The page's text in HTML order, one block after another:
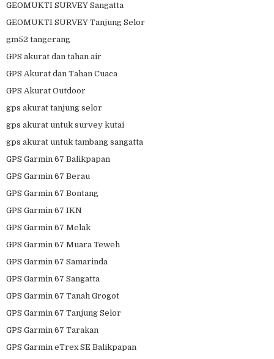
GEOMUKTI SURVEY Sangatta
GEOMUKTI SURVEY Tanjung Selor
gm52 tangerang
GPS akurat dan tahan air
GPS Akurat dan Tahan Cuaca
GPS Akurat Outdoor
gps akurat tanjung selor
gps akurat untuk survey kutai
gps akurat untuk tambang sangatta
GPS Garmin 67 Balikpapan
GPS Garmin 67 Berau
GPS Garmin 67 Bontang
GPS Garmin 67 IKN
GPS Garmin 67 Melak
GPS Garmin 67 Muara Teweh
GPS Garmin 67 Samarinda
GPS Garmin 67 Sangatta
GPS Garmin 67 Tanah Grogot
GPS Garmin 67 Tanjung Selor
GPS Garmin 67 Tarakan
GPS Garmin eTrex SE Balikpapan